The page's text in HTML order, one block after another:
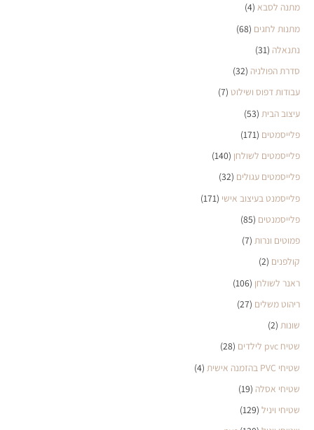
מתנה לסבא (4)
מתנות לחגים (68)
נתנאלה (31)
סדרת הפולניה (32)
עבודות דפוס ושילוט (7)
עיצוב הבית (53)
פלייסמטים (171)
פלייסמטים לשולחן (140)
פלייסמטים עגולים (32)
פלייסמנט בעיצוב אישי (171)
פלייסמנטים (85)
פמוטים ונרות (7)
קולפנים (2)
ראנר לשולחן (106)
ריהוט משלים (27)
שונות (2)
שטיח pvc לילדים
(28)
שטיחי PVC בהזמנה אישית
(4)
שטיחי אסלה (19)
שטיחי ויניל (129)